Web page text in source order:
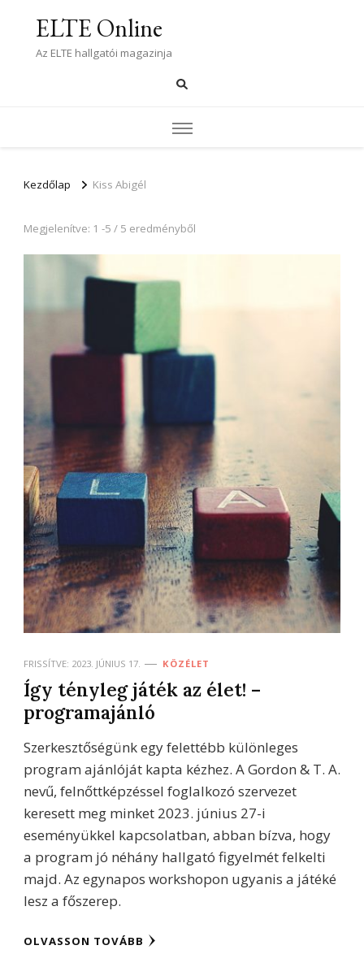
ELTE Online
Az ELTE hallgatói magazinja
Kezdőlap Kiss Abigél
Megjelenítve: 1 -5 / 5 eredményből
FRISSÍTVE: 2023. JÚNIUS 17. KÖZÉLET
Így tényleg játék az élet! –
programajánló
Szerkesztőségünk egy felettébb különleges
program ajánlóját kapta kézhez. A Gordon & T. A.
nevű, felnőttképzéssel foglalkozó szervezet
keresett meg minket 2023. június 27-i
eseményükkel kapcsolatban, abban bízva, hogy
a program jó néhány hallgató figyelmét felkelti
majd. Az egynapos workshopon ugyanis a játéké
lesz a főszerep.
OLVASSON TOVÁBB